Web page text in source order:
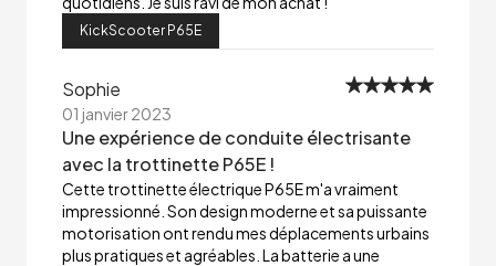
KickScooter P65E
Sophie
01 janvier 2023
Une expérience de conduite électrisante
avec la trottinette P65E !
Cette trottinette électrique P65E m'a vraiment
impressionné. Son design moderne et sa puissante
motorisation ont rendu mes déplacements urbains
plus pratiques et agréables. La batterie a une